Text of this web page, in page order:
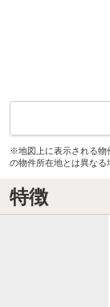
※地図上に表示される物
の物件所在地とは異なる
特徴